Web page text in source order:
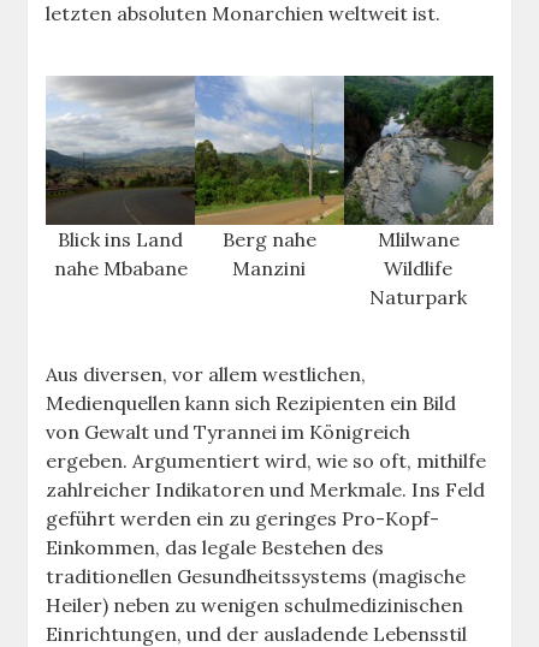
letzten absoluten Monarchien weltweit ist.
Blick ins Land
nahe Mbabane
Berg nahe
Manzini
Mlilwane
Wildlife
Naturpark
Aus diversen, vor allem westlichen,
Medienquellen kann sich Rezipienten ein Bild
von Gewalt und Tyrannei im Königreich
ergeben. Argumentiert wird, wie so oft, mithilfe
zahlreicher Indikatoren und Merkmale. Ins Feld
geführt werden ein zu geringes Pro-Kopf-
Einkommen, das legale Bestehen des
traditionellen Gesundheitssystems (magische
Heiler) neben zu wenigen schulmedizinischen
Einrichtungen, und der ausladende Lebensstil